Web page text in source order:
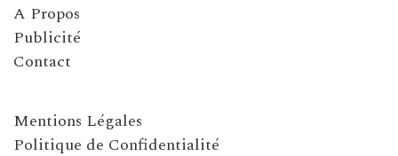
A Propos
Publicité
Contact
Mentions Légales
Politique de Confidentialité